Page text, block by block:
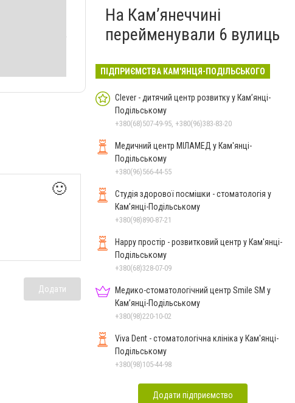
🙂
Додати
На Камʼянеччині
перейменували 6 вулиць
ПІДПРИЄМСТВА КАМ'ЯНЦЯ-ПОДІЛЬСЬКОГО
Clever - дитячий центр розвитку у Кам’янці-
Подільському
+380(68)507-49-95, +380(96)383-83-20
Медичний центр МІЛАМЕД у Кам'янці-
Подільському
+380(96)566-44-55
Студія здорової посмішки - стоматологія у
Кам’янці-Подільському
+380(98)890-87-21
Happy простір - розвитковий центр у Кам'янці-
Подільському
+380(68)328-07-09
Медико-стоматологічний центр Smile SM у
Кам’янці-Подільському
+380(98)220-10-02
Viva Dent - стоматологічна клініка у Кам'янці-
Подільському
+380(98)105-44-98
Додати підприємство